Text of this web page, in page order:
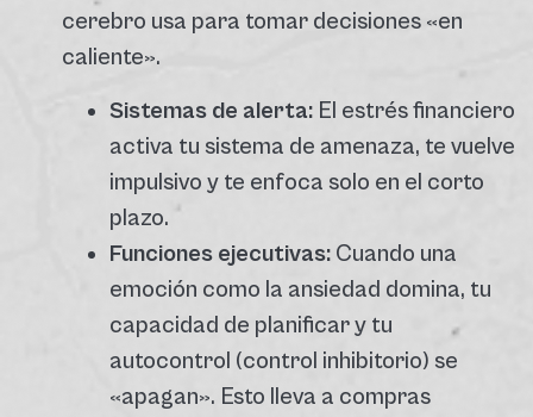
cerebro usa para tomar decisiones «en
caliente».
Sistemas de alerta: El estrés financiero
activa tu sistema de amenaza, te vuelve
impulsivo y te enfoca solo en el corto
plazo.
Funciones ejecutivas: Cuando una
emoción como la ansiedad domina, tu
capacidad de planificar y tu
autocontrol (control inhibitorio) se
«apagan». Esto lleva a compras